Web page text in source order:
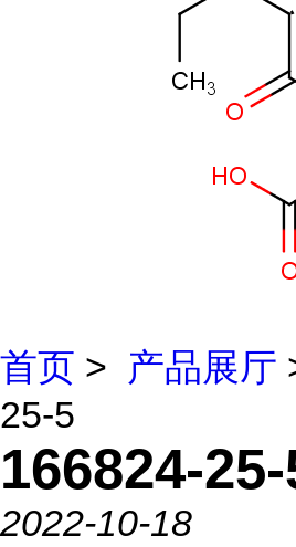
首页 > 产品展厅
25-5
166824-
2022-10-18